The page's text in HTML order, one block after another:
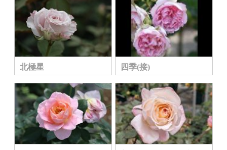
北極星 四季(接)